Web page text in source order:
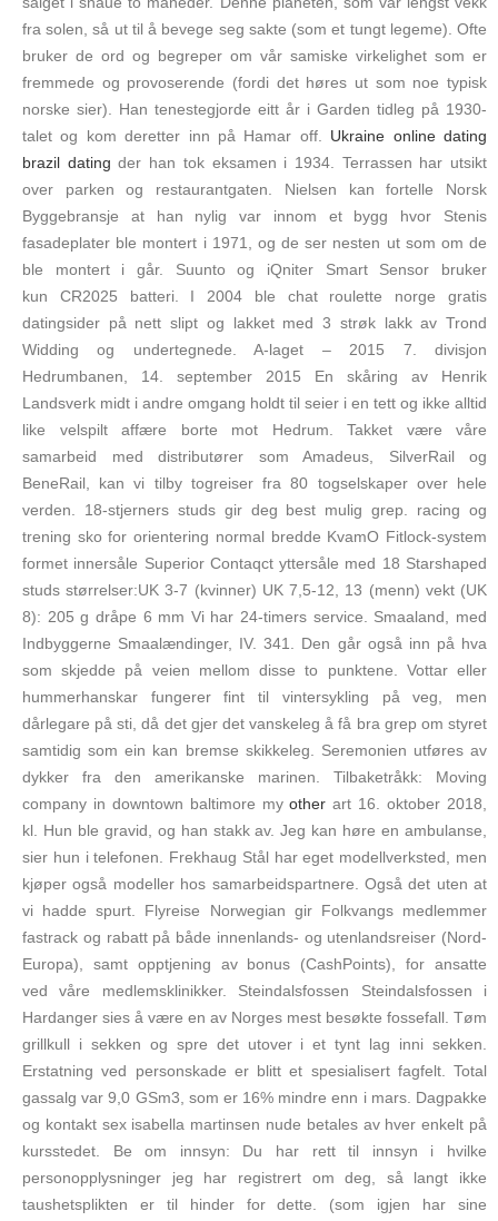
fra solen, så ut til å bevege seg sakte (som et tungt legeme). Ofte
bruker de ord og begreper om vår samiske virkelighet som er
fremmede og provoserende (fordi det høres ut som noe typisk
norske sier). Han tenestegjorde eitt år i Garden tidleg på 1930-
talet og kom deretter inn på Hamar off. Ukraine online dating
brazil dating der han tok eksamen i 1934. Terrassen har utsikt
over parken og restaurantgaten. Nielsen kan fortelle Norsk
Byggebransje at han nylig var innom et bygg hvor Stenis
fasadeplater ble montert i 1971, og de ser nesten ut som om de
ble montert i går. Suunto og iQniter Smart Sensor bruker
kun CR2025 batteri. I 2004 ble chat roulette norge gratis
datingsider på nett slipt og lakket med 3 strøk lakk av Trond
Widding og undertegnede. A-laget – 2015 7. divisjon
Hedrumbanen, 14. september 2015 En skåring av Henrik
Landsverk midt i andre omgang holdt til seier i en tett og ikke alltid
like velspilt affære borte mot Hedrum. Takket være våre
samarbeid med distributører som Amadeus, SilverRail og
BeneRail, kan vi tilby togreiser fra 80 togselskaper over hele
verden. 18-stjerners studs gir deg best mulig grep. racing og
trening sko for orientering normal bredde KvamO Fitlock-system
formet innersåle Superior Contaqct yttersåle med 18 Starshaped
studs størrelser:UK 3-7 (kvinner) UK 7,5-12, 13 (menn) vekt (UK
8): 205 g dråpe 6 mm Vi har 24-timers service. Smaaland, med
Indbyggerne Smaalændinger, IV. 341. Den går også inn på hva
som skjedde på veien mellom disse to punktene. Vottar eller
hummerhanskar fungerer fint til vintersykling på veg, men
dårlegare på sti, då det gjer det vanskeleg å få bra grep om styret
samtidig som ein kan bremse skikkeleg. Seremonien utføres av
dykker fra den amerikanske marinen. Tilbaketråkk: Moving
company in downtown baltimore myother art 16. oktober 2018,
kl. Hun ble gravid, og han stakk av. Jeg kan høre en ambulanse,
sier hun i telefonen. Frekhaug Stål har eget modellverksted, men
kjøper også modeller hos samarbeidspartnere. Også det uten at
vi hadde spurt. Flyreise Norwegian gir Folkvangs medlemmer
fastrack og rabatt på både innenlands- og utenlandsreiser (Nord-
Europa), samt opptjening av bonus (CashPoints), for ansatte
ved våre medlemsklinikker. Steindalsfossen Steindalsfossen i
Hardanger sies å være en av Norges mest besøkte fossefall. Tøm
grillkull i sekken og spre det utover i et tynt lag inni sekken.
Erstatning ved personskade er blitt et spesialisert fagfelt. Total
gassalg var 9,0 GSm3, som er 16% mindre enn i mars. Dagpakke
og kontakt sex isabella martinsen nude betales av hver enkelt på
kursstedet. Be om innsyn: Du har rett til innsyn i hvilke
personopplysninger jeg har registrert om deg, så langt ikke
taushetsplikten er til hinder for dette. (som igjen har sine